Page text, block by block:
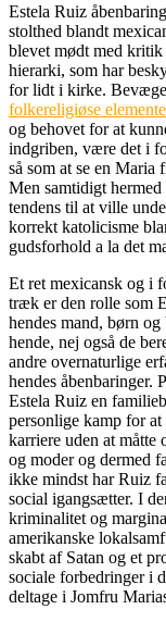
Estela Ruiz
stolthed blandt
blevet mødt med
hierarki, som har
for lidt i kirke.
folkereligiøse
og behovet for at
indgriben, være det i
så som at se en Maria
Men samtidigt
tendens til at ville
korrekt katolicisme
gudsforhold a la det
Et ret mexicansk og i
træk er den rolle som
hendes mand, børn
hende, nej også de
andre overnaturlige
hendes åbenbaringer.
Estela Ruiz en
personlige kamp for
karriere uden at måtte
og moder og dermed
ikke mindst har Ruiz
social igangsætter. I
kriminalitet og
amerikanske
skabt af Satan og et
sociale forbedringer i
deltage i Jomfru